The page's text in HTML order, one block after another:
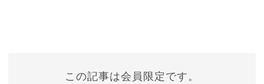
この記事は会員限定です。